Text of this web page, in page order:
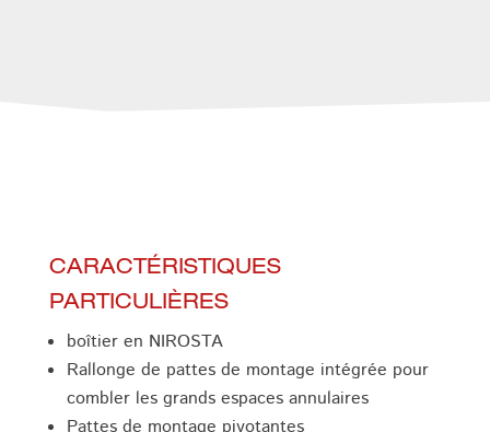
CARACTÉRISTIQUES
PARTICULIÈRES
boîtier en NIROSTA
Rallonge de pattes de montage intégrée pour
combler les grands espaces annulaires